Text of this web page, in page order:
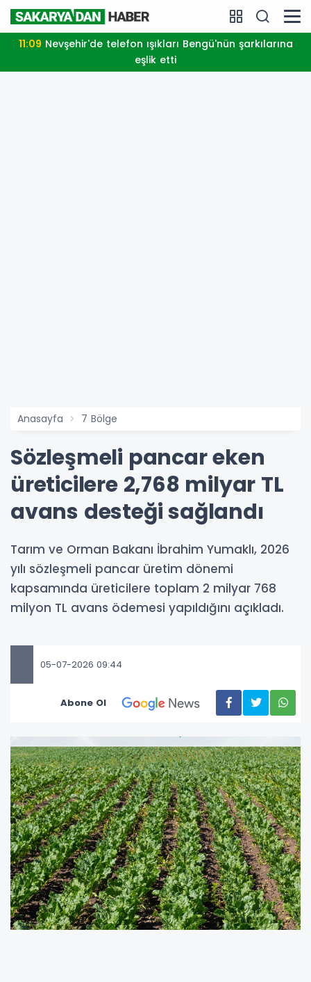
11:09
eşlik etti
Anasayfa 7 Bölge
Sözleşmeli pancar eken
üreticilere 2,768 milyar TL
avans desteği sağlandı
Tarım ve Orman Bakanı İbrahim Yumaklı, 2026
yılı sözleşmeli pancar üretim dönemi
kapsamında üreticilere toplam 2 milyar 768
milyon TL avans ödemesi yapıldığını açıkladı.
05-07-2026 09:44
Abone Ol